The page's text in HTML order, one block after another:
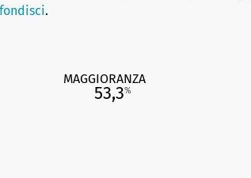
.
MAGGIORANZA
53,3%